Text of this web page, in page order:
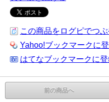
この商品をログピでつぶ
Yahoo!ブックマークに
はてなブックマークに
前の商品へ